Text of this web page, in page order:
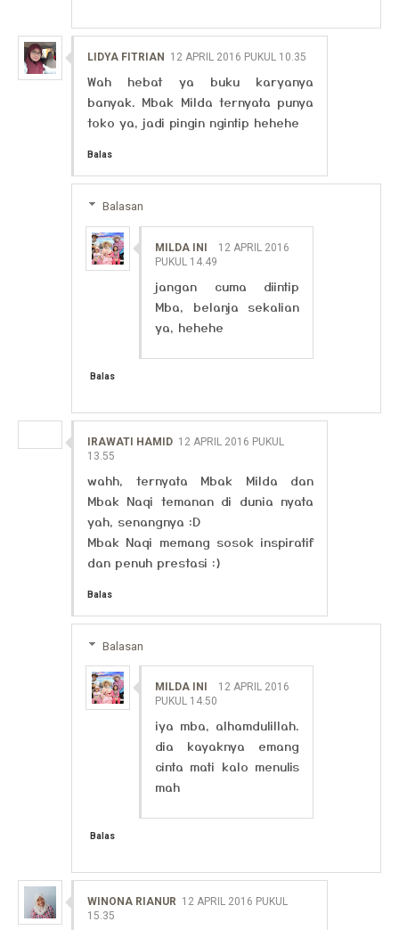
LIDYA FITRIAN 12 APRIL 2016 PUKUL 10.35
Wah hebat ya buku karyanya
banyak. Mbak Milda ternyata punya
toko ya, jadi pingin ngintip hehehe
Balas
Balasan
MILDA INI
12 APRIL 2016
PUKUL 14.49
jangan cuma diintip
Mba, belanja sekalian
ya, hehehe
Balas
IRAWATI HAMID 12 APRIL 2016 PUKUL
13.55
wahh, ternyata Mbak Milda dan
Mbak Naqi temanan di dunia nyata
yah, senangnya :D
Mbak Naqi memang sosok inspiratif
dan penuh prestasi :)
Balas
Balasan
MILDA INI
12 APRIL 2016
PUKUL 14.50
iya mba, alhamdulillah.
dia kayaknya emang
cinta mati kalo menulis
mah
Balas
WINONA RIANUR 12 APRIL 2016 PUKUL
15.35